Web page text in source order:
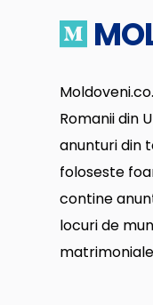
Romanii din
anunturi din
foloseste
contine
locuri de